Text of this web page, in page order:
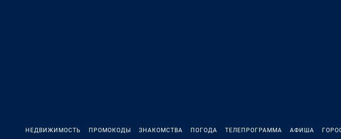
НЕДВИЖИМОСТЬ ПРОМОКОДЫ ЗНАКОМСТВА ПОГОДА ТЕЛЕПРОГРАММА АФИША